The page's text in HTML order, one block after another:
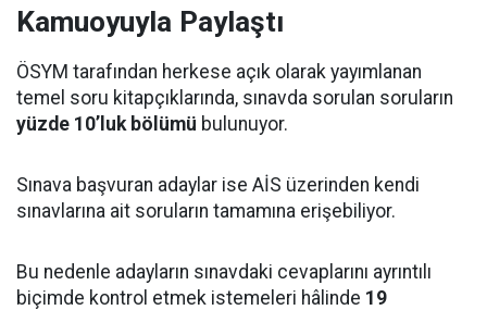
Kamuoyuyla Paylaştı
ÖSYM tarafından herkese açık olarak yayımlanan
temel soru kitapçıklarında, sınavda sorulan soruların
yüzde 10’luk bölümü bulunuyor.
Sınava başvuran adaylar ise AİS üzerinden kendi
sınavlarına ait soruların tamamına erişebiliyor.
Bu nedenle adayların sınavdaki cevaplarını ayrıntılı
biçimde kontrol etmek istemeleri hâlinde 19